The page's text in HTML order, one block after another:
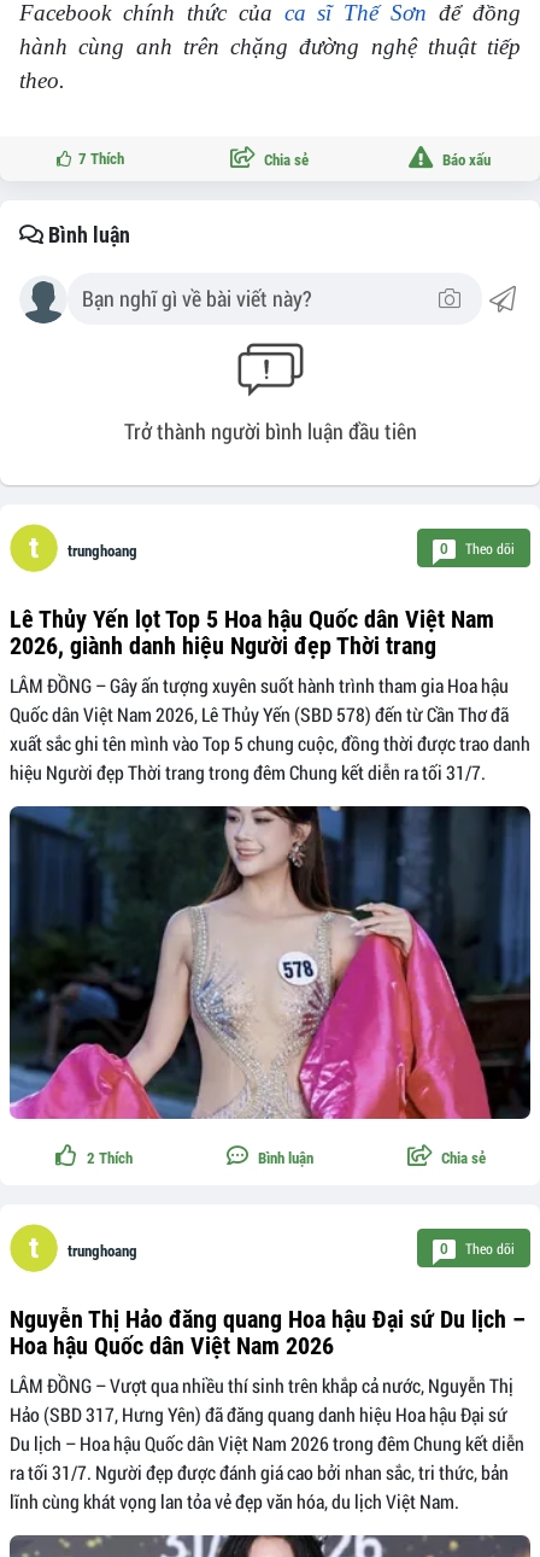
Facebook chính thức của ca sĩ Thế Sơn để đồng
hành cùng anh trên chặng đường nghệ thuật tiếp
theo.
7 Thích Chia sẻ Báo xấu
Bình luận
Trở thành người bình luận đầu tiên
trunghoang 0 Theo dõi
Lê Thủy Yến lọt Top 5 Hoa hậu Quốc dân Việt Nam
2026, giành danh hiệu Người đẹp Thời trang
LÂM ĐỒNG – Gây ấn tượng xuyên suốt hành trình tham gia Hoa hậu
Quốc dân Việt Nam 2026, Lê Thủy Yến (SBD 578) đến từ Cần Thơ đã
xuất sắc ghi tên mình vào Top 5 chung cuộc, đồng thời được trao danh
hiệu Người đẹp Thời trang trong đêm Chung kết diễn ra tối 31/7.
2 Thích Bình luận Chia sẻ
trunghoang 0 Theo dõi
Nguyễn Thị Hảo đăng quang Hoa hậu Đại sứ Du lịch –
Hoa hậu Quốc dân Việt Nam 2026
LÂM ĐỒNG – Vượt qua nhiều thí sinh trên khắp cả nước, Nguyễn Thị
Hảo (SBD 317, Hưng Yên) đã đăng quang danh hiệu Hoa hậu Đại sứ
Du lịch – Hoa hậu Quốc dân Việt Nam 2026 trong đêm Chung kết diễn
ra tối 31/7. Người đẹp được đánh giá cao bởi nhan sắc, tri thức, bản
lĩnh cùng khát vọng lan tỏa vẻ đẹp văn hóa, du lịch Việt Nam.